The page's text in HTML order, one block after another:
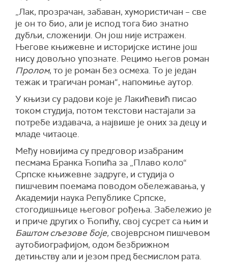
„Лак, прозрачан, забаван, хумористичан – све
је он то био, али је испод тога био знатно
дубљи, сложенији. Он још није истражен.
Његове књижевне и историјске истине још
нису довољно упознате. Рецимо његов роман
Пролом, то је роман без осмеха. То је један
тежак и трагичан роман“, напомиње аутор.
У књизи су радови које је Лакићевић писао
током студија, потом текстови настајали за
потребе издавача, а највише је оних за децу и
младе читаоце.
Међу новијима су предговор изабраним
песмама Бранка Ћопића за „Плаво коло“
Српске књижевне задруге, и студија о
пишчевим поемама поводом обележавања, у
Академији наука Републике Српске,
стогодишњице његовог рођења. Забележио је
и приче других о Ћопићу, свој сусрет са њим и
Баштом сљезове боје, својеврсном пишчевом
аутобиографијом, одом безбрижном
детињству али и језом пред бесмислом рата.